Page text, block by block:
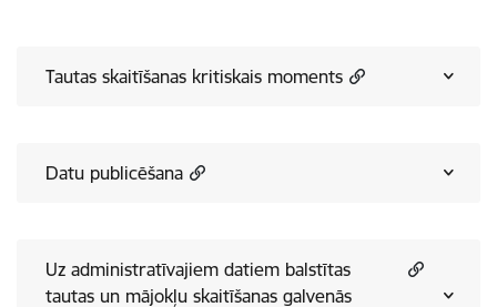
Tautas skaitīšanas kritiskais moments
Datu publicēšana
Uz administratīvajiem datiem balstītas
tautas un mājokļu skaitīšanas galvenās